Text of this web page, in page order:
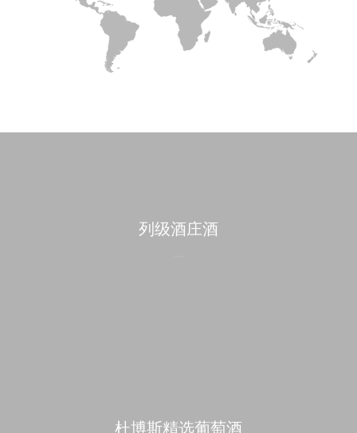
列级酒庄酒
杜博斯精选葡萄酒